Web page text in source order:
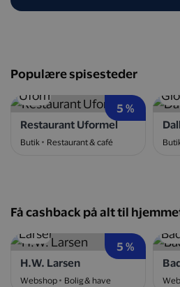
Populære spisesteder
5 %
Restaurant Uformel
Butik Restaurant & café
Få cashback på alt til
5 %
H.W. Larsen
Webshop Bolig & have